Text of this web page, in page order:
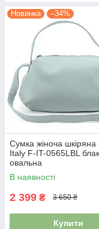
Новинка –34%
Сумка жіноча
Italy F-IT-0565LBL
овальна
В наявності
2 399 ₴ 3 650 ₴
Купити